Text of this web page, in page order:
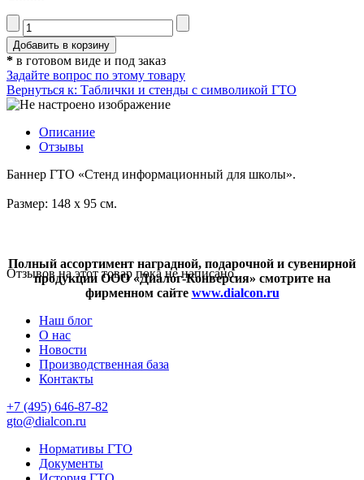
* в готовом виде и под заказ
Задайте вопрос по этому товару
Вернуться к: Таблички и стенды с символикой ГТО
Описание
Отзывы
Баннер ГТО «Стенд информационный для школы».
Размер: 148 х 95 см.
Отзывов на этот товар пока не написано.
Полный ассортимент наградной, подарочной и сувенирной
продукции ООО «Диалог-Конверсия» смотрите на
фирменном сайте www.dialcon.ru
Наш блог
О нас
Новости
Производственная база
Контакты
+7 (495) 646-87-82
gto@dialcon.ru
Нормативы ГТО
Документы